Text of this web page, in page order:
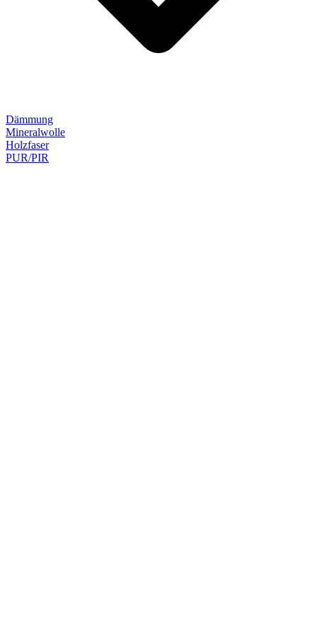
Dämmung
Mineralwolle
Holzfaser
PUR/PIR